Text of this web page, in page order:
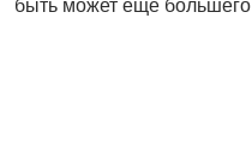
быть может ещё